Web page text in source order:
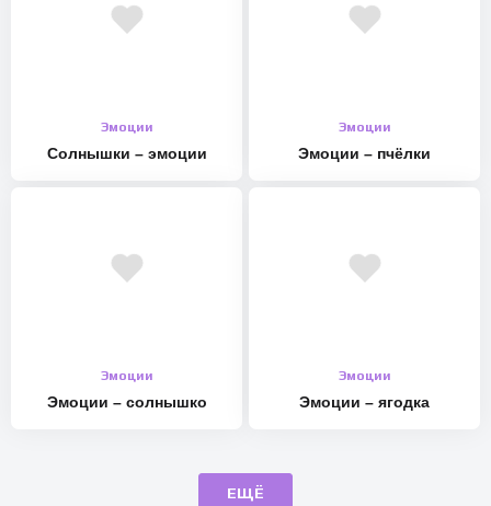
Эмоции
Солнышки – эмоции
Эмоции
Эмоции – пчёлки
Эмоции
Эмоции – солнышко
Эмоции
Эмоции – ягодка
ЕЩЁ